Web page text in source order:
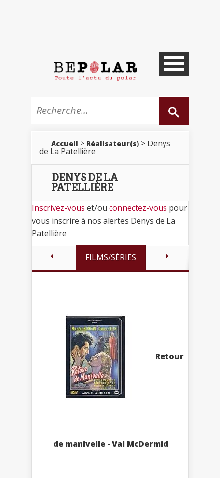
Accueil > Réalisateur(s) > Denys
de La Patellière
DENYS DE LA
PATELLIÈRE
Inscrivez-vous et/ou connectez-vous pour
vous inscrire à nos alertes Denys de La
Patellière
FILMS/SÉRIES
Retour
de manivelle - Val McDermid